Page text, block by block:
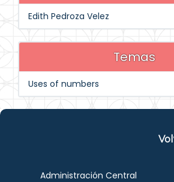
Edith Pedroza Velez
Temas
Uses of numbers
Administración Central